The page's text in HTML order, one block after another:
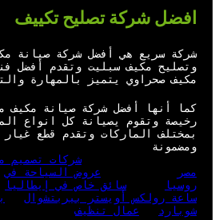
ب ك إ
ن
افضل شركة تصليح تكييف
شركة سريع هي أفضل شركة صيانة
وتصليح مكيف سبليت وتقدم أفضل
مكيف صحراوي يتميز بالمهارة
كما أنها أفضل شركة صيانة مكيف
رخيصة وتقوم يصيانة كل انواع
بمختلف الماركات وتقدم قطع غيار
ومضمونة
شركات تصميم
مصر
عروض السياحة في
روسيا
سائق خاص في إيطاليا
ساعة رولكس أويستر بيربتشوال
شوبارد
عمال تنظيف